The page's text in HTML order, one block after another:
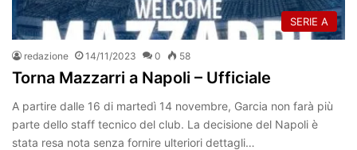
SERIE A
redazione 14/11/2023 0 58
Torna Mazzarri a Napoli – Ufficiale
A partire dalle 16 di martedì 14 novembre, Garcia non farà più
parte dello staff tecnico del club. La decisione del Napoli è
stata resa nota senza fornire ulteriori dettagli…